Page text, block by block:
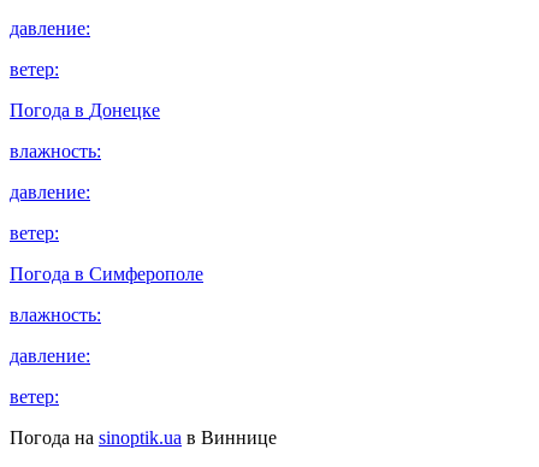
давление:
ветер:
Погода в Донецке
влажность:
давление:
ветер:
Погода в Симферополе
влажность:
давление:
ветер:
Погода на sinoptik.ua в Виннице